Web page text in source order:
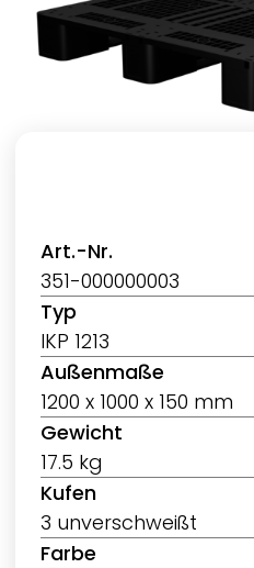
Art.-Nr.
351-000000003
Typ
IKP 1213
Außenmaße
1200 x 1000 x 150 mm
Gewicht
17.5 kg
Kufen
3 unverschweißt
Farbe